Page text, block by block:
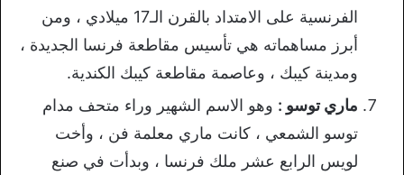
الفرنسية على الامتداد بالقرن الـ17 ميلادي ، ومن
أبرز مساهماته هي تأسيس مقاطعة فرنسا الجديدة ،
ومدينة كيبك ، وعاصمة مقاطعة كيبك الكندية.
ماري توسو : وهو الاسم الشهير وراء متحف مدام
توسو الشمعي ، كانت ماري معلمة فن ، وأخت
لويس الرابع عشر ملك فرنسا ، وبدأت في صنع